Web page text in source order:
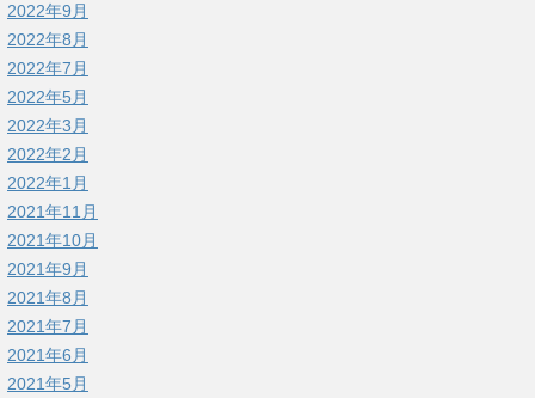
2022年9月
2022年8月
2022年7月
2022年5月
2022年3月
2022年2月
2022年1月
2021年11月
2021年10月
2021年9月
2021年8月
2021年7月
2021年6月
2021年5月